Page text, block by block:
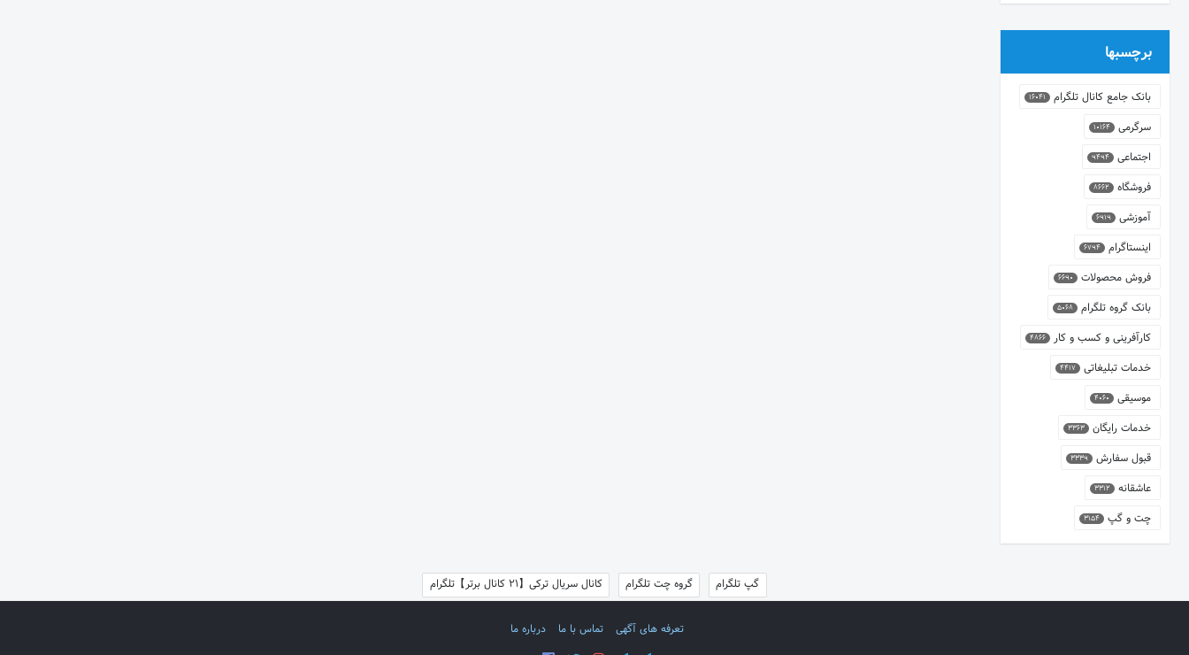
برچسبها
بانک جامع کانال تلگرام 16041
سرگرمی 10164
اجتماعی 9494
فروشگاه 8662
آموزشی 6919
اینستاگرام 6794
فروش محصولات 6690
بانک گروه تلگرام 5068
کارآفرینی و کسب و کار 4866
خدمات تبلیغاتی 4417
موسیقی 4060
خدمات رایگان 3363
قبول سفارش 3339
عاشقانه 3312
چت و گپ 3154
گپ تلگرام گروه چت تلگرام کانال سریال ترکی【21 کانال برتر】تلگرام
تعرفه های آگهی تماس با ما درباره ما